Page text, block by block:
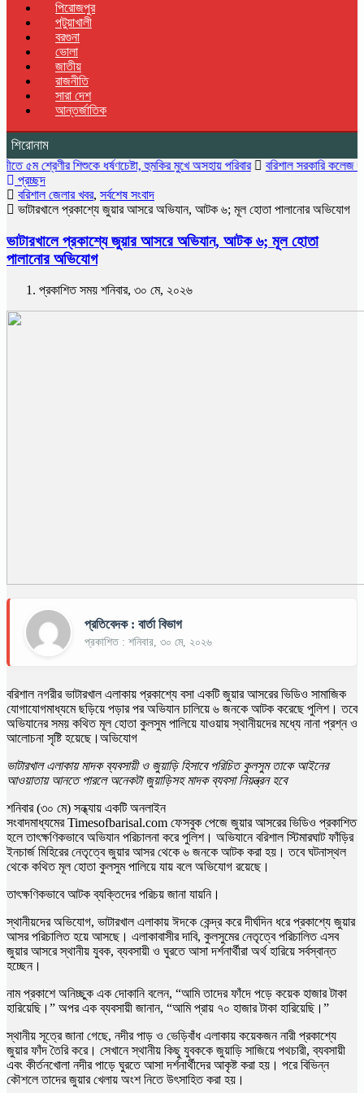
পিরোজপুর
পটুয়াখালী
বরগুনা
ভোলা
জাতীয়
রাজনীতি
সারা দেশ
আন্তর্জাতিক
শিরোনাম
শিশুকে ধর্ষণচেষ্টা, হুমকির মুখে অসহায় পরিবার
বরিশাল সরকারি কলেজ ছাত্রদলের
প্রচ্ছদ
বরিশাল জেলার খবর, সর্বশেষ সংবাদ
ভাটারখালে প্রকাশ্যে জুয়ার আসরে অভিযান, আটক ৬; মূল হোতা পালানোর অভিযোগ
ভাটারখালে প্রকাশ্যে জুয়ার আসরে অভিযান, আটক ৬; মূল হোতা
পালানোর অভিযোগ
প্রকাশিত সময় শনিবার, ৩০ মে, ২০২৬
প্রতিবেদক : বার্তা বিভাগ
প্রকাশিত : শনিবার, ৩০ মে, ২০২৬
বরিশাল নগরীর ভাটারখাল এলাকায় প্রকাশ্যে বসা একটি জুয়ার আসরের ভিডিও সামাজিক
যোগাযোগমাধ্যমে ছড়িয়ে পড়ার পর অভিযান চালিয়ে ৬ জনকে আটক করেছে পুলিশ। তবে
অভিযানের সময় কথিত মূল হোতা কুলসুম পালিয়ে যাওয়ায় স্থানীয়দের মধ্যে নানা প্রশ্ন ও
আলোচনা সৃষ্টি হয়েছে।অভিযোগ
ভাটারখাল এলাকায় মাদক ব্যবসায়ী ও জুয়াড়ি হিসাবে পরিচিত কুলসুম তাকে আইনের
আওয়াতায় আনতে পারলে অনেকটা জুয়াড়িসহ মাদক ব্যবসা নিয়ন্ত্রন হবে
শনিবার (৩০ মে) সন্ধ্যায় একটি অনলাইন
সংবাদমাধ্যমেরTimesofbarisal.com ফেসবুক পেজে জুয়ার আসরের ভিডিও প্রকাশিত
হলে তাৎক্ষণিকভাবে অভিযান পরিচালনা করে পুলিশ। অভিযানে বরিশাল স্টিমারঘাট ফাঁড়ির
ইনচার্জ মিহিরের নেতৃত্বে জুয়ার আসর থেকে ৬ জনকে আটক করা হয়। তবে ঘটনাস্থল
থেকে কথিত মূল হোতা কুলসুম পালিয়ে যায় বলে অভিযোগ রয়েছে।
তাৎক্ষণিকভাবে আটক ব্যক্তিদের পরিচয় জানা যায়নি।
স্থানীয়দের অভিযোগ, ভাটারখাল এলাকায় ঈদকে কেন্দ্র করে দীর্ঘদিন ধরে প্রকাশ্যে জুয়ার
আসর পরিচালিত হয়ে আসছে। এলাকাবাসীর দাবি, কুলসুমের নেতৃত্বে পরিচালিত এসব
জুয়ার আসরে স্থানীয় যুবক, ব্যবসায়ী ও ঘুরতে আসা দর্শনার্থীরা অর্থ হারিয়ে সর্বস্বান্ত
হচ্ছেন।
নাম প্রকাশে অনিচ্ছুক এক দোকানি বলেন, “আমি তাদের ফাঁদে পড়ে কয়েক হাজার টাকা
হারিয়েছি।” অপর এক ব্যবসায়ী জানান, “আমি প্রায় ৭০ হাজার টাকা হারিয়েছি।”
স্থানীয় সূত্রে জানা গেছে, নদীর পাড় ও ভেড়িবাঁধ এলাকায় কয়েকজন নারী প্রকাশ্যে
জুয়ার ফাঁদ তৈরি করে। সেখানে স্থানীয় কিছু যুবককে জুয়াড়ি সাজিয়ে পথচারী, ব্যবসায়ী
এবং কীর্তনখোলা নদীর পাড়ে ঘুরতে আসা দর্শনার্থীদের আকৃষ্ট করা হয়। পরে বিভিন্ন
কৌশলে তাদের জুয়ার খেলায় অংশ নিতে উৎসাহিত করা হয়।